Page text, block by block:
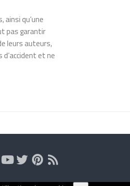
qu’une
pas garantir
leurs auteurs,
et ne